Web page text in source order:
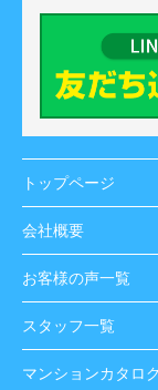
トップページ
会社概要
お客様の声一覧
スタッフ一覧
マンションカタロ